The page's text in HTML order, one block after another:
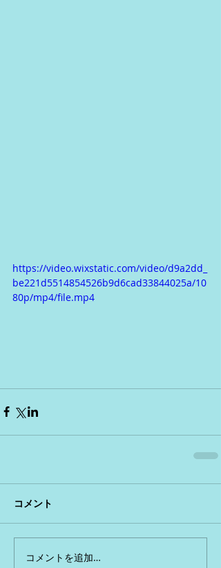
https://video.wixstatic.com/video/d9a2dd_
be221d5514854526b9d6cad33844025a/10
80p/mp4/file.mp4
コメント
コメントを追加…